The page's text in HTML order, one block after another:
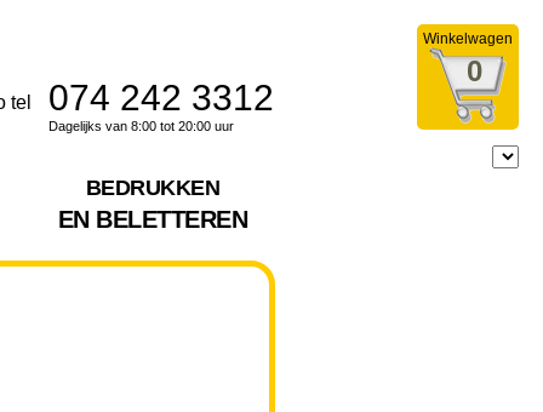
Winkelwagen
0
074 242 3312
Dagelijks van 8:00 tot 20:00 uur
BEDRUKKEN
EN BELETTEREN